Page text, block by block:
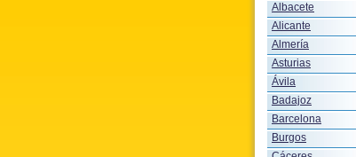
Albacete
Alicante
Almería
Asturias
Ávila
Badajoz
Barcelona
Burgos